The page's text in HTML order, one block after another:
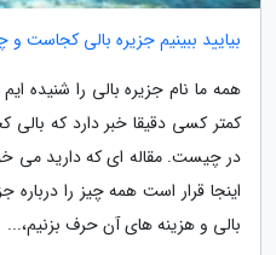
بیایید ببینیم جزیره بالی کجاست
همه ما نام جزیره بالی را شنیده
کمتر کسی دقیقا خبر دارد که
در چیست. مقاله ای که دارید می
اینجا قرار است همه چیز را درباره
بالی و هزینه های آن حرف بزنیم،...